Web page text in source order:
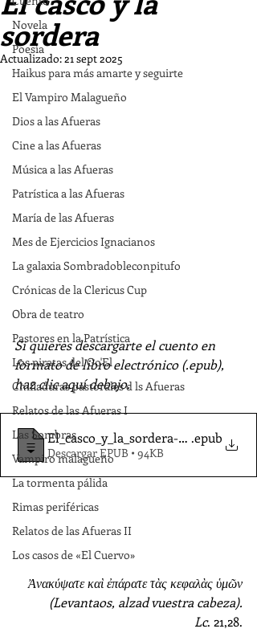
Novela
Poesía
Haikus para más amarte y seguirte
El Vampiro Malagueño
Dios a las Afueras
Cine a las Afueras
Música a las Afueras
Patrística a las Afueras
María de las Afueras
Mes de Ejercicios Ignacianos
La galaxia Sombradobleconpitufo
Crónicas de la Clericus Cup
Obra de teatro
Pastores en la Patrística
Los piratas del Go'El
Chifladuras pastorales d ls Afueras
Relatos de las Afueras I
Las Sombras
Vampiro malagueño
La tormenta pálida
Rimas periféricas
Relatos de las Afueras II
Los casos de «El Cuervo»
sordera
Actualizado:21 sept 2025
Si quieres descargarte el cuento en
formato de libro electrónico (.epub),
haz clic aquí debajo.
El_casco_y_la_sordera-Llamas_JM_
.epub
Descargar EPUB • 94KB
Ἀνακύψατε καὶ ἐπάρατε τὰς κεφαλὰς ὑμῶν
(Levantaos, alzad vuestra cabeza).
Lc. 21,28.